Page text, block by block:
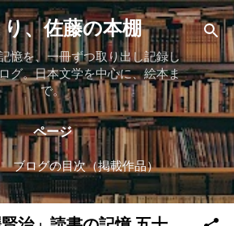
てメイン コンテンツに移動
、佐藤の本棚
憶を、一冊ずつ取り出し記録し
グ。日本文学を中心に、絵本ま
で。
ページ
ブログの目次（掲載作品）
見る… 作者 自己紹介